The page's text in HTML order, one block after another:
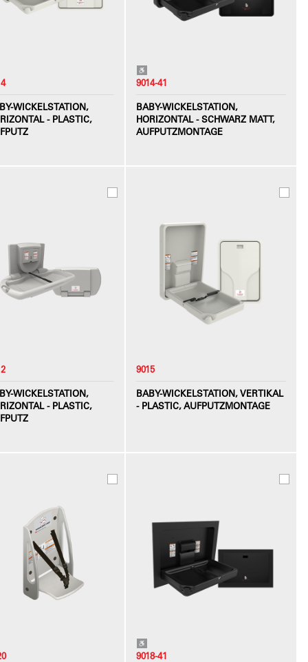
WICKELSTATION,
- PLASTIC,
9014-41
BABY-WICKELSTATION,
HORIZONTAL - SCHWARZ MATT,
AUFPUTZMONTAGE
WICKELSTATION,
- PLASTIC,
9015
BABY-WICKELSTATION, VERTIKAL
- PLASTIC, AUFPUTZMONTAGE
9018-41